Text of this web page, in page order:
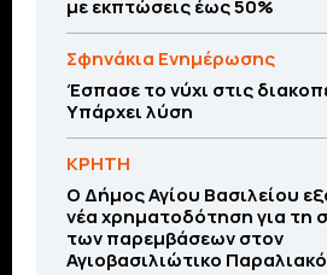
με εκπτώσεις έως 50%
Σφηνάκια Ενημέρωσης
Έσπασε το νύχι στις
Υπάρχει λύση
ΚΡΗΤΗ
O Δήμος Αγίου Βασιλείου
νέα χρηματοδότηση για τη
των παρεμβάσεων στον
Αγιοβασιλιώτικο